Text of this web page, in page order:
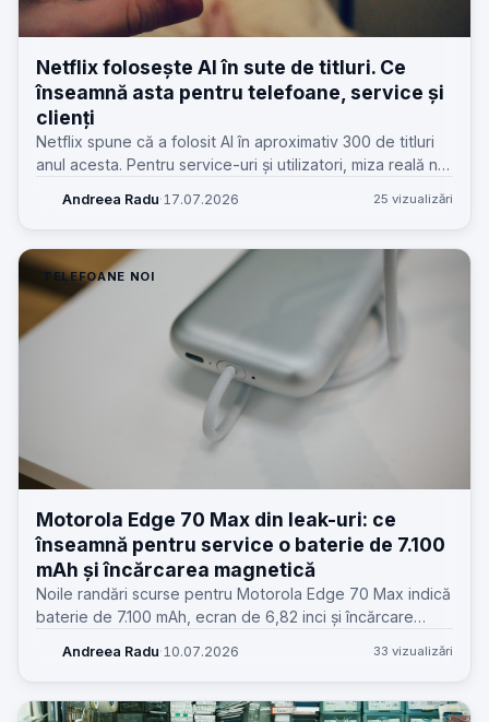
Netflix folosește AI în sute de titluri. Ce
înseamnă asta pentru telefoane, service și
clienți
Netflix spune că a folosit AI în aproximativ 300 de titluri
anul acesta. Pentru service-uri și utilizatori, miza reală nu
experienței.
Andreea Radu· 17.07.2026 25 vizualizări
TELEFOANE NOI
Motorola Edge 70 Max din leak-uri: ce
înseamnă pentru service o baterie de 7.100
mAh și încărcarea magnetică
Noile randări scurse pentru Motorola Edge 70 Max indică
baterie de 7.100 mAh, ecran de 6,82 inci și încărcare
întrebări foarte practice.
Andreea Radu· 10.07.2026 33 vizualizări